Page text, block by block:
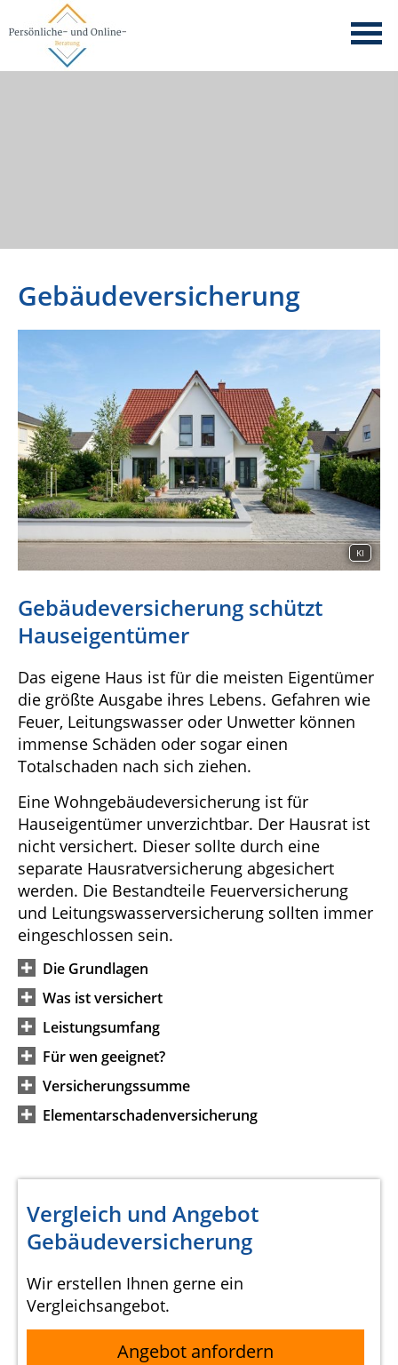
Gebäudeversicherung
KI
Gebäudeversicherung schützt
Hauseigentümer
Das eigene Haus ist für die meisten Eigentümer
die größte Ausgabe ihres Lebens. Gefahren wie
Feuer, Leitungswasser oder Unwetter können
immense Schäden oder sogar einen
Totalschaden nach sich ziehen.
Eine Wohngebäudeversicherung ist für
Hauseigentümer unverzichtbar. Der Hausrat ist
nicht versichert. Dieser sollte durch eine
separate Hausratversicherung abgesichert
werden. Die Bestandteile Feuerversicherung
und Leitungswasserversicherung sollten immer
eingeschlossen sein.
Die Grundlagen
Was ist versichert
Leistungsumfang
Für wen geeignet?
Versicherungssumme
Elementarschadenversicherung
Vergleich und Angebot
Gebäudeversicherung
Wir erstellen Ihnen gerne ein
Vergleichsangebot.
Angebot anfordern